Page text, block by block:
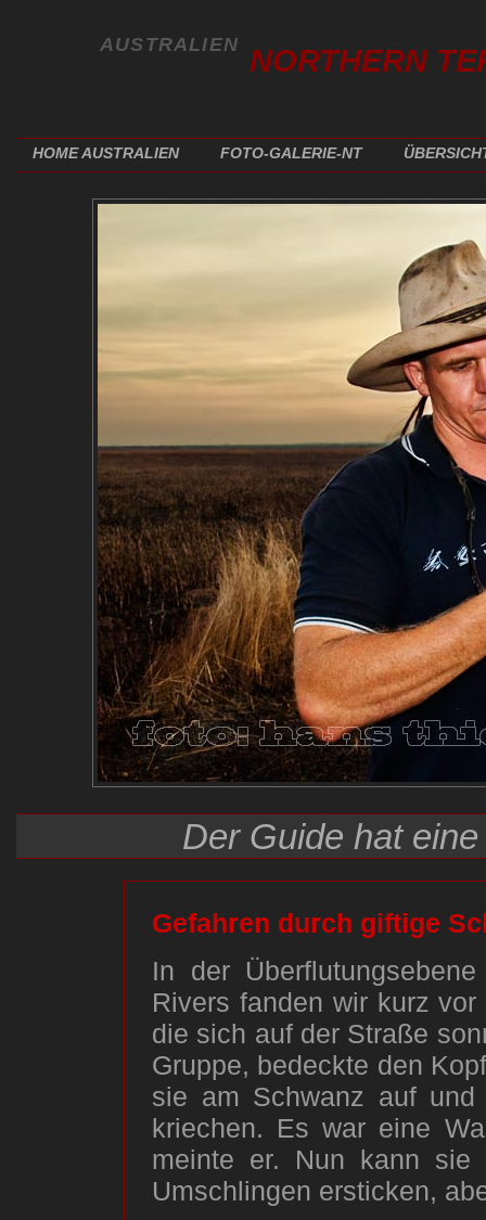
AUSTRALIEN NORTHERN
HOME AUSTRALIEN FOTO-GALERIE-NT
Der Guide hat
Gefahren durch giftige
In der
Rivers fanden wir kurz
die sich auf der Straße
Gruppe, bedeckte den
sie am Schwanz auf
kriechen. Es war eine
meinte er. Nun kann sie
Umschlingen ersticken,